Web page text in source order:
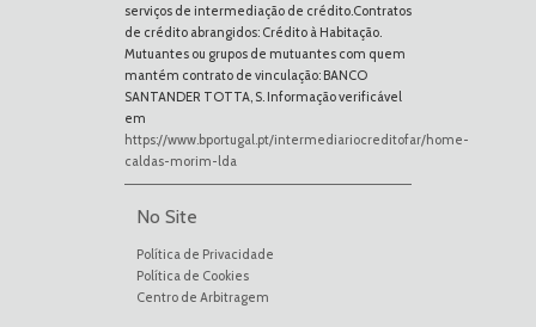
serviços de intermediação de crédito.Contratos
de crédito abrangidos: Crédito à Habitação.
Mutuantes ou grupos de mutuantes com quem
mantém contrato de vinculação: BANCO
SANTANDER TOTTA, S. Informação verificável
em
https://www.bportugal.pt/intermediariocreditofar/home-
caldas-morim-lda
No Site
Política de Privacidade
Política de Cookies
Centro de Arbitragem